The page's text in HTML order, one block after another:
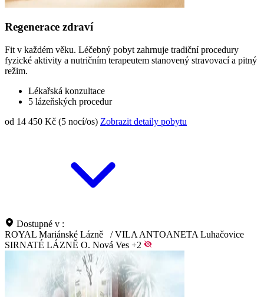
Regenerace zdraví
Fit v každém věku. Léčebný pobyt zahrnuje tradiční procedury
fyzické aktivity a nutričním terapeutem stanovený stravovací a pitný
režim.
Lékařská konzultace
5 lázeňských procedur
od 14 450 Kč (5 nocí/os) Zobrazit detaily pobytu
Dostupné v :
ROYAL Mariánské Lázně
/ VILA ANTOANETA Luhačovice
SIRNATÉ LÁZNĚ O. Nová Ves +2